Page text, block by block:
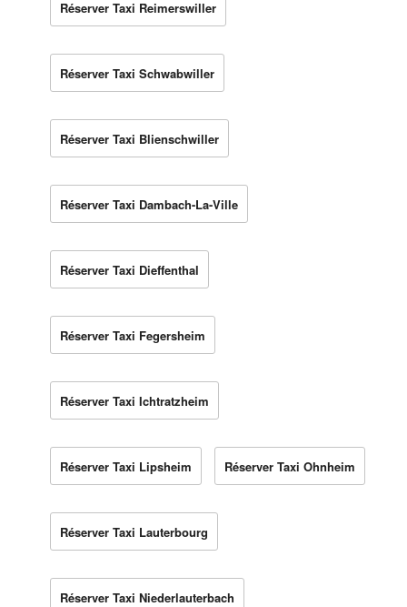
Réserver Taxi Reimerswiller
Réserver Taxi Schwabwiller
Réserver Taxi Blienschwiller
Réserver Taxi Dambach-La-Ville
Réserver Taxi Dieffenthal
Réserver Taxi Fegersheim
Réserver Taxi Ichtratzheim
Réserver Taxi Lipsheim Réserver Taxi Ohnheim
Réserver Taxi Lauterbourg
Réserver Taxi Niederlauterbach